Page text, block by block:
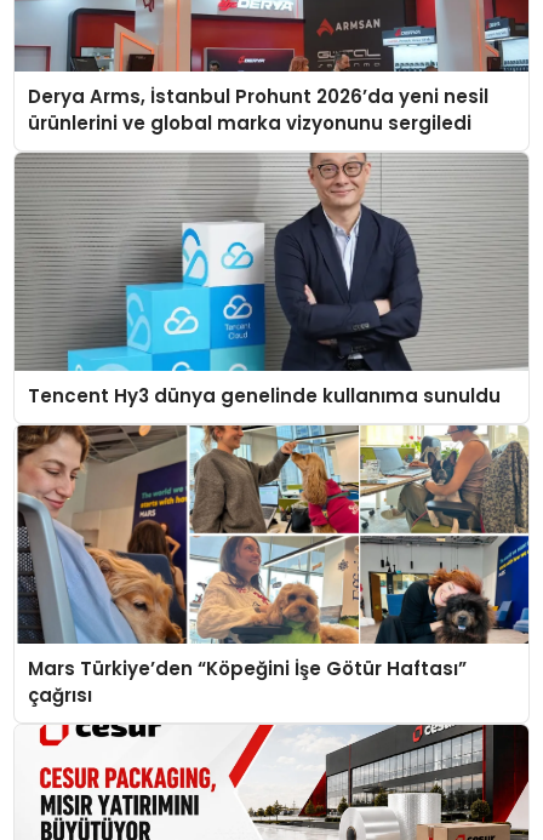
Derya Arms, İstanbul Prohunt 2026’da yeni nesil
ürünlerini ve global marka vizyonunu sergiledi
Tencent Hy3 dünya genelinde kullanıma sunuldu
Mars Türkiye’den “Köpeğini İşe Götür Haftası”
çağrısı